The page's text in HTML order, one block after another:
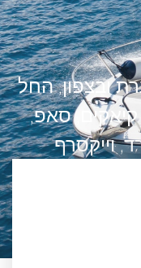
ובצפון, החל
סאפ,
וייקסרף​